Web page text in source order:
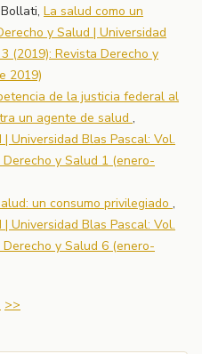
La salud como un
y Salud | Universidad
(2019): Revista Derecho y
2019)
de la justicia federal al
un agente de salud ,
Universidad Blas Pascal: Vol.
Derecho y Salud 1 (enero-
un consumo privilegiado ,
Universidad Blas Pascal: Vol.
Derecho y Salud 6 (enero-
>>